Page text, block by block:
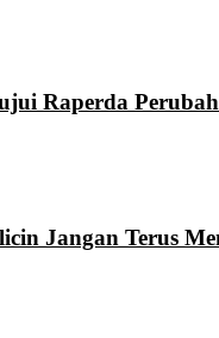
Raperda
Jangan Terus